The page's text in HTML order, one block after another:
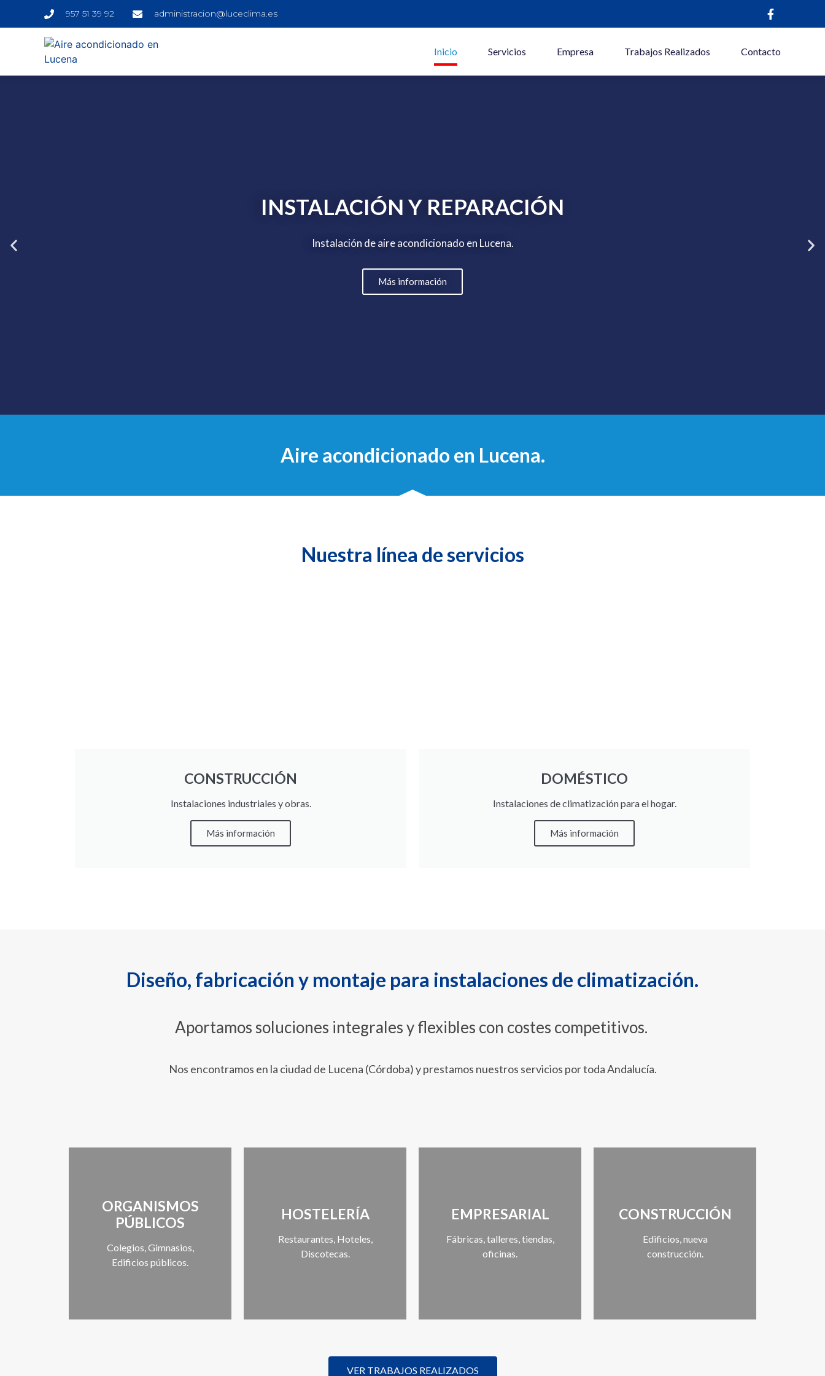
957 51 39 92 administracion@luceclima.es
Inicio Servicios Empresa Trabajos Realizados Contacto
INSTALACIÓN Y REPARACIÓN
Instalación de aire acondicionado en Lucena.
Más información
Aire acondicionado en Lucena.
Nuestra línea de servicios
CONSTRUCCIÓN
Instalaciones industriales y obras.
Más información
DOMÉSTICO
Instalaciones de climatización para el hogar.
Más información
Diseño, fabricación y montaje para instalaciones de climatización.
Aportamos soluciones integrales y flexibles con costes competitivos.
Nos encontramos en la ciudad de Lucena (Córdoba) y prestamos nuestros servicios por toda Andalucía.
ORGANISMOS
PÚBLICOS
Colegios, Gimnasios,
Edificios públicos.
HOSTELERÍA
Restaurantes, Hoteles,
Discotecas.
EMPRESARIAL
Fábricas, talleres, tiendas,
oficinas.
CONSTRUCCIÓN
Edificios, nueva
construcción.
VER TRABAJOS REALIZADOS